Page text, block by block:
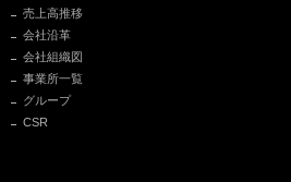
売上高推移
会社沿革
会社組織図
事業所一覧
グループ
CSR